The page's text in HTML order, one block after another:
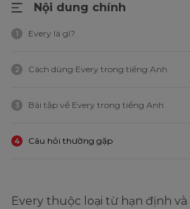
Nội dung chính
1 Every là gì?
2 Cách dùng Every trong tiếng Anh
3 Bài tập về Every trong tiếng Anh
4 Câu hỏi thường gặp
Every thuộc loại từ hạn định